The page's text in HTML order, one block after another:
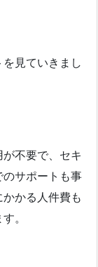
見ていきまし
不要で、セキ
のサポートも事
かる人件費も
。